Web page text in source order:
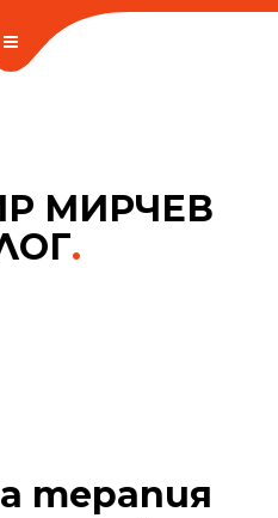
МИРЧЕВ
.
терапия